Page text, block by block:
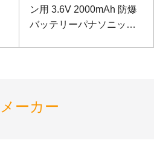
ン用 3.6V 2000mAh 防爆
バッテリーパナソニック
ーカー